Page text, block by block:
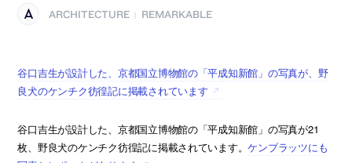
ARCHITECTURE REMARKABLE
谷口吉生が設計した、京都国立博物館の「平成知新館」の写真が、野
良犬のケンチク彷徨記に掲載されています
谷口吉生が設計した、京都国立博物館の「平成知新館」の写真が21
枚、野良犬のケンチク彷徨記に掲載されています。ケンプラッツにも